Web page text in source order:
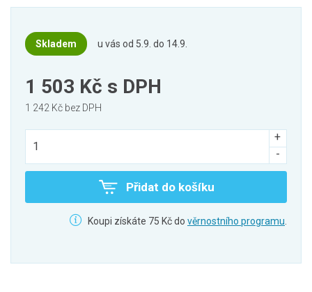
Skladem u vás od 5.9. do 14.9.
1 503 Kč s DPH
1 242 Kč bez DPH
Přidat do košíku
Koupi získáte 75 Kč do věrnostního programu